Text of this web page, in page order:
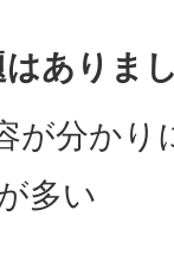
ありま
が分かり
多い